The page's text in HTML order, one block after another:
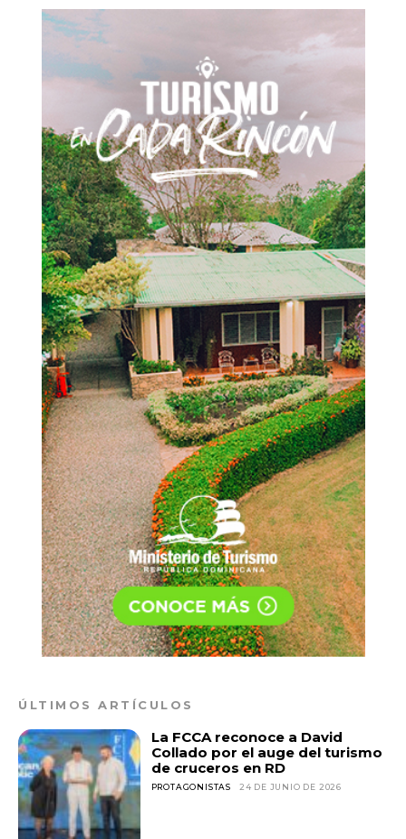
ÚLTIMOS ARTÍCULOS
La FCCA reconoce a David
Collado por el auge del turismo
de cruceros en RD
PROTAGONISTAS 24 DE JUNIO DE 2026